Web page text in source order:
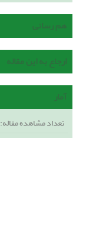
هم رسانی
ارجاع به این مقاله
آمار
تعداد مشاهده مقاله: